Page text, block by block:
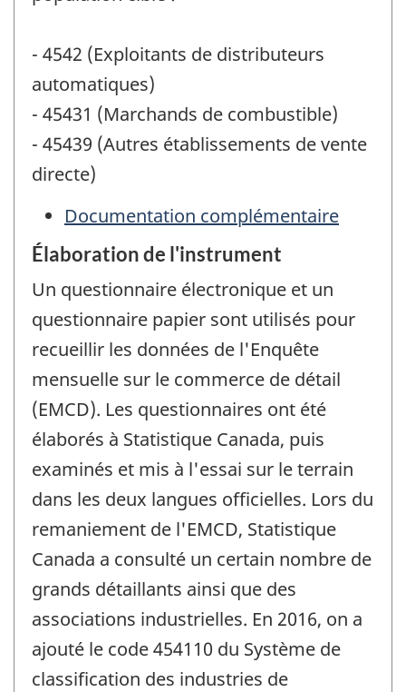
- 4542 (Exploitants de distributeurs
automatiques)
- 45431 (Marchands de combustible)
- 45439 (Autres établissements de vente
directe)
Documentation complémentaire
Élaboration de l'instrument
Un questionnaire électronique et un
questionnaire papier sont utilisés pour
recueillir les données de l'Enquête
mensuelle sur le commerce de détail
(EMCD). Les questionnaires ont été
élaborés à Statistique Canada, puis
examinés et mis à l'essai sur le terrain
dans les deux langues officielles. Lors du
remaniement de l'EMCD, Statistique
Canada a consulté un certain nombre de
grands détaillants ainsi que des
associations industrielles. En 2016, on a
ajouté le code 454110 du Système de
classification des industries de